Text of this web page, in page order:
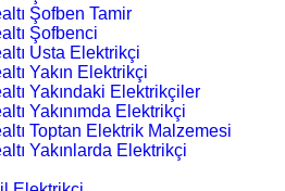
Şofben Tamir
Şofbenci
Usta Elektrikçi
Yakın Elektrikçi
Yakındaki Elektrikçiler
Yakınımda Elektrikçi
Toptan Elektrik Malzemesi
Yakınlarda Elektrikçi